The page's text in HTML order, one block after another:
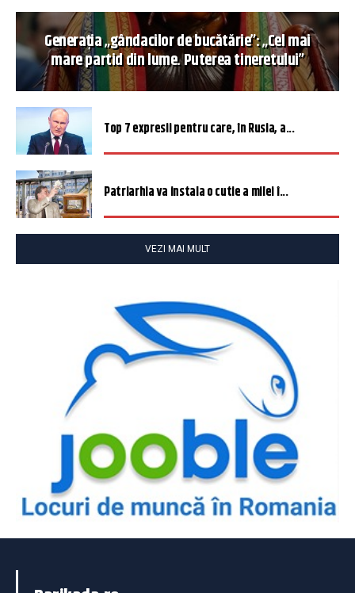
Generația „gândacilor de bucătărie”: „Cel mai
mare partid din lume. Puterea tineretului”
Top 7 expresii pentru care, în Rusia, a...
Patriarhia va instala o cutie a milei î...
VEZI MAI MULT